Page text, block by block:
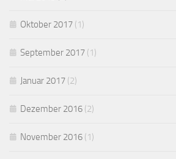
Oktober 2017 (1)
September 2017 (1)
Januar 2017 (2)
Dezember 2016 (2)
November 2016 (1)